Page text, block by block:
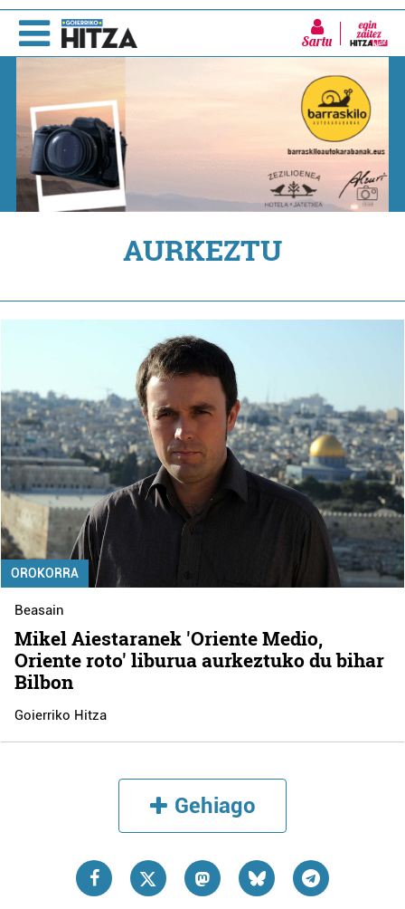
Sartu
AURKEZTU
OROKORRA
Beasain
Mikel Aiestaranek 'Oriente Medio,
Oriente roto' liburua aurkeztuko du bihar
Bilbon
Goierriko Hitza
Gehiago